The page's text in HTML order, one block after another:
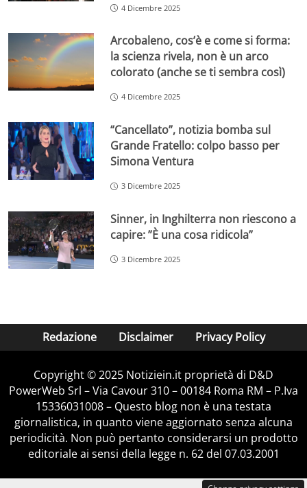
4 Dicembre 2025
Arcobaleno, cos’è e come si forma:
la scienza rivela, non è un arco
colorato (anche se ti sembra così)
4 Dicembre 2025
“Cancellato”, notizia bomba sul
Grande Fratello: colpo basso per
Simona Ventura
3 Dicembre 2025
Sinner, in Inghilterra non riescono a
capire: ”È una cosa ridicola”
3 Dicembre 2025
Redazione Disclaimer Privacy Policy
Copyright © 2025 Notiziein.it proprietà di D&D
PowerWeb Srl – Via Cavour 310 – 00184 Roma RM – P.Iva
15336031008 – Questo blog non è una testata
giornalistica, in quanto viene aggiornato senza alcuna
periodicità. Non può pertanto considerarsi un prodotto
editoriale ai sensi della legge n. 62 del 07.03.2001